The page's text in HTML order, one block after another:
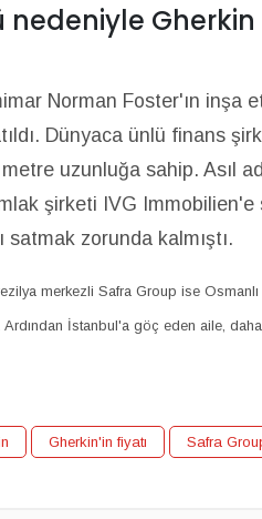
Gherkin
Norman Foster'ın inşa
Dünyaca ünlü finans
uzunluğa sahip. Asıl
şirketi IVG
satmak zorunda kalmıştı.
merkezli Safra Group ise
İstanbul'a göç eden aile,
Gherkin'in fiyatı Safra